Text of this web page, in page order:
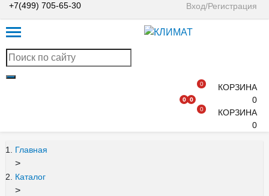
+7(499) 705-65-30 Вход/Регистрация
0 0
0
КОРЗИНА
0
0
КОРЗИНА
0
Главная
>
Каталог
>